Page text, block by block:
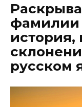
фамилии
русском